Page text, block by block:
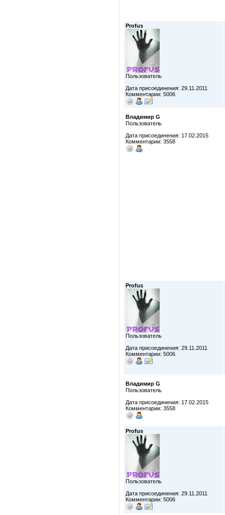
Profus
Пользователь
Дата присоединения: 29.11.2011
Комментарии: 5006
Владимир G
Пользователь
Дата присоединения: 17.02.2015
Комментарии: 3558
Profus
Пользователь
Дата присоединения: 29.11.2011
Комментарии: 5006
Владимир G
Пользователь
Дата присоединения: 17.02.2015
Комментарии: 3558
Profus
Пользователь
Дата присоединения: 29.11.2011
Комментарии: 5006